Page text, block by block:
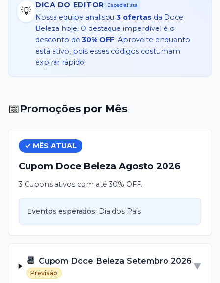
💡
DICA DO EDITOR Especialista
Nossa equipe analisou 3ofertas da Doce
Beleza hoje. O destaque imperdível é o
desconto de 30% OFF. Aproveite enquanto
está ativo, pois esses códigos costumam
expirar rápido!
📅Promoções por Mês
✓ MÊS ATUAL
Cupom Doce Beleza Agosto 2026
3 Cupons ativos com até 30% OFF.
Eventos esperados: Dia dos Pais
📆 Cupom Doce Beleza Setembro 2026
Previsão
▼